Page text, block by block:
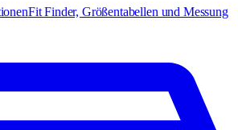
Fit Finder, Größentabellen und Messung